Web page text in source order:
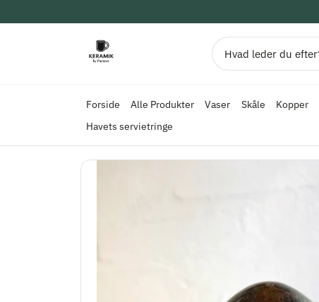
Forside Alle Produkter Vaser Skåle Kopper
Havets servietringe
KeramikbyParnset